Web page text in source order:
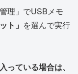
理」でUSBメモ
ト」 を選んで実行
っている場合は、